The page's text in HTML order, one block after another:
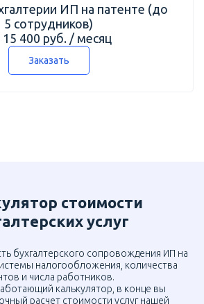
ИП на патенте (до
5 сотрудников)
15 400 руб. / месяц
Заказать
стоимости
услуг
бухгалтерского сопровождения ИП на
налогообложения, количества
и числа работников.
калькулятор, в конце вы
расчет стоимости услуг нашей